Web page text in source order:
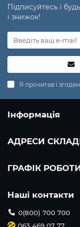
Підписуйтесь і
і знижок!
Я прочитав і
Інформація
АДРЕСИ
ГРАФІК
Наші контакти
0(800) 700 700
063 469 07 77